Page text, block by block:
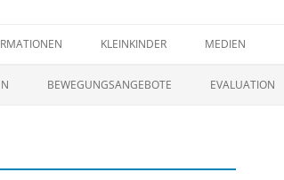
Inhalt
KLEINKINDER MEDIEN
Inhalt
BEWEGUNGSANGEBOTE EVALUATION